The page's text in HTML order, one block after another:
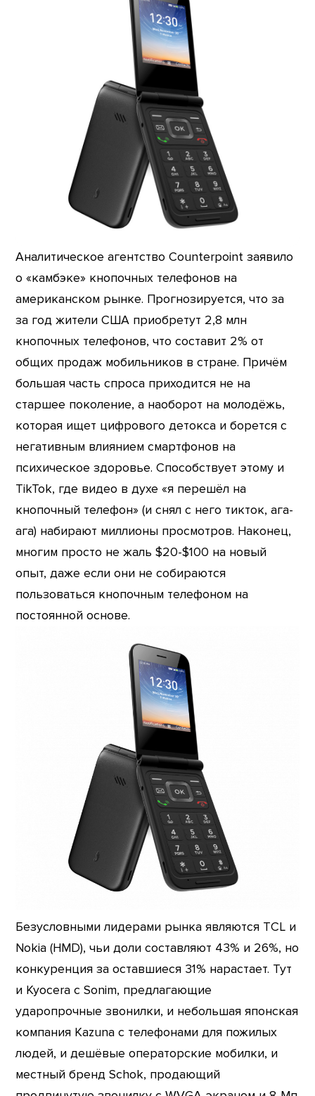
Аналитическое агентство Counterpoint заявило
о «камбэке» кнопочных телефонов на
американском рынке. Прогнозируется, что за
за год жители США приобретут 2,8 млн
кнопочных телефонов, что составит 2% от
общих продаж мобильников в стране. Причём
большая часть спроса приходится не на
старшее поколение, а наоборот на молодёжь,
которая ищет цифрового детокса и борется с
негативным влиянием смартфонов на
психическое здоровье. Способствует этому и
TikTok, где видео в духе «я перешёл на
кнопочный телефон» (и снял с него тикток, ага-
ага) набирают миллионы просмотров. Наконец,
многим просто не жаль $20-$100 на новый
опыт, даже если они не собираются
пользоваться кнопочным телефоном на
постоянной основе.
Безусловными лидерами рынка являются TCL и
Nokia (HMD), чьи доли составляют 43% и 26%, но
конкуренция за оставшиеся 31% нарастает. Тут
и Kyocera с Sonim, предлагающие
ударопрочные звонилки, и небольшая японская
компания Kazuna с телефонами для пожилых
людей, и дешёвые операторские мобилки, и
местный бренд Schok, продающий